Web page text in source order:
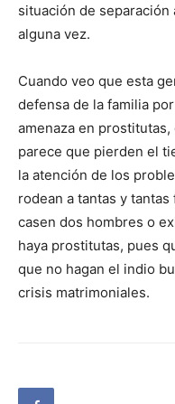
situación de separación
alguna vez.
Cuando veo que esta
defensa de la familia
amenaza en
parece que pierden el
la atención de los
rodean a tantas y
casen dos hombres o
haya prostitutas, pues
que no hagan el indio
crisis matrimoniales.